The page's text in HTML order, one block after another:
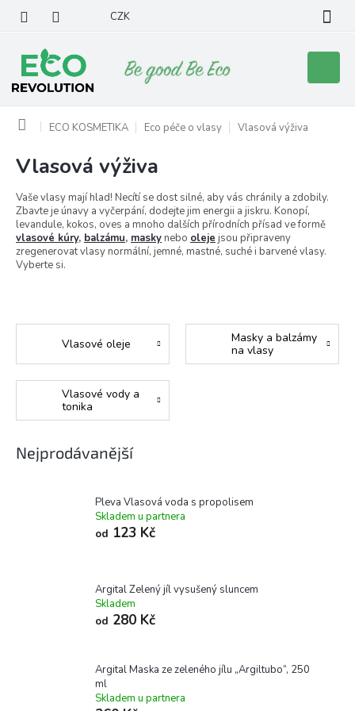
obsah
CZK
košík
Domů ECO KOSMETIKA Eco péče o vlasy Vlasová výživa
Vlasová výživa
Vaše vlasy mají hlad! Necítí se dost silné, aby vás chránily a zdobily.
Zbavte je únavy a vyčerpání, dodejte jim energii a jiskru. Konopí,
levandule, kokos, oves a mnoho dalších přírodních přísad ve formě
vlasové kúry, balzámu, masky nebo oleje jsou připraveny
zregenerovat vlasy normální, jemné, mastné, suché i barvené vlasy.
Vyberte si.
Vlasové oleje
Masky a balzámy
na vlasy
Vlasové vody a
tonika
Nejprodávanější
Pleva Vlasová voda s propolisem
Skladem u partnera
od 123 Kč
Argital Zelený jíl vysušený sluncem
Skladem
od 280 Kč
Argital Maska ze zeleného jílu „Argiltubo“, 250
ml
Skladem u partnera